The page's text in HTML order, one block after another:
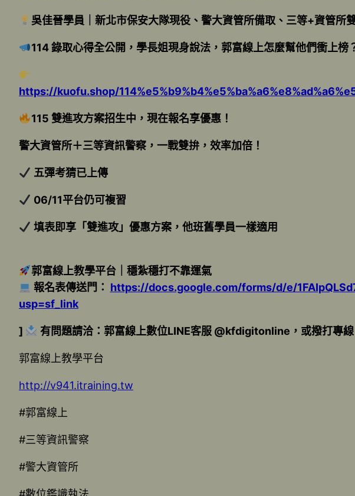
吳佳晉學員｜新北市保安大隊現役、警大資管所備取、三等+資管所
114 錄取心得全公開，學長姐現身說法，郭富線上怎麼幫他們衝上榜
https://kuofu.shop/
115 雙進攻方案招生中，現在報名享優惠！
警大資管所＋三等資訊警察，一戰雙拚，效率加倍！
五彈考猜已上傳
06/11平台仍可複習
填表即享「雙進攻」優惠方案，他班舊學員一樣適用
郭富線上教學平台｜穩紮穩打不靠運氣
報名表傳送門： https://docs.google.com/forms/d/e/
usp=sf_link
] 有問題請洽：郭富線上數位LINE客服 @kfdigitonline，或撥打專
郭富線上教學平台
http://v941.itraining.tw
#郭富線上
#三等資訊警察
#警大資管所